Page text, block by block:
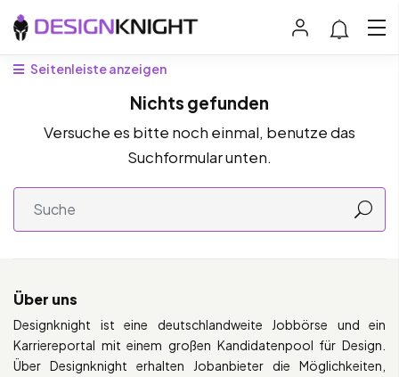
Seitenleiste anzeigen
Nichts gefunden
Versuche es bitte noch einmal, benutze das
Suchformular unten.
Über uns
Designknight ist eine deutschlandweite Jobbörse und ein
Karriereportal mit einem großen Kandidatenpool für Design.
Über Designknight erhalten Jobanbieter die Möglichkeiten,